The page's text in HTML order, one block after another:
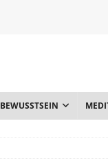
BEWUSSTSEIN